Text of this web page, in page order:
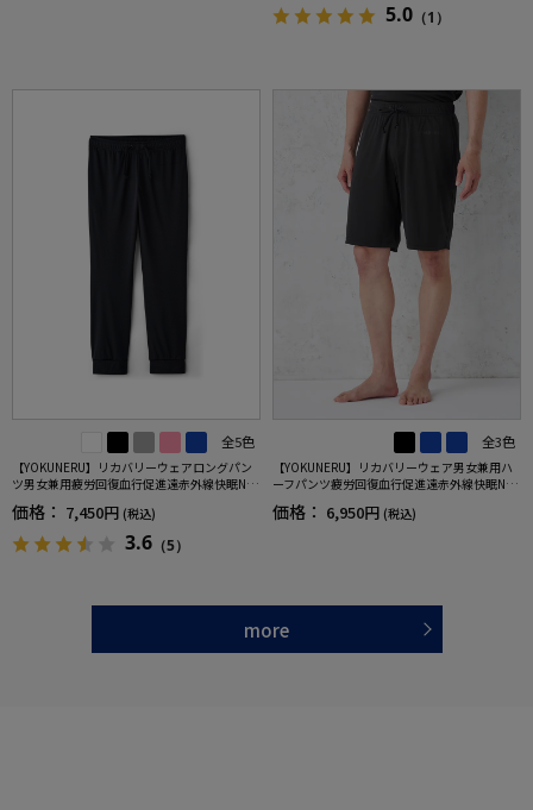
5.0 （1）
全5色
【YOKUNERU】リカバリーウェアロングパン
ツ男女兼用疲労回復血行促進遠赤外線快眠NA
NOMIX(R)【一般医療機器】SS～LLサイズ
価格： 7,450円 (税込)
3.6 （5）
全3色
【YOKUNERU】リカバリーウェア男女兼用ハ
ーフパンツ疲労回復血行促進遠赤外線快眠NA
NOMIX(R)【一般医療機器】SS～LLサイズ
価格： 6,950円 (税込)
more